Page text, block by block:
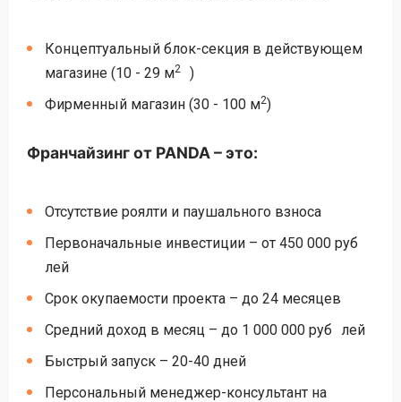
Концептуальный блок-секция в действующем
магазине (10 - 29 м2
)
Фирменный магазин (30 - 100 м2)
Франчайзинг от PANDA – это:
Отсутствие роялти и паушального взноса
Первоначальные инвестиции – от 450 000 руб
лей
Срок окупаемости проекта – до 24 месяцев
Средний доход в месяц – до 1 000 000 руб лей
Быстрый запуск – 20-40 дней
Персональный менеджер-консультант на